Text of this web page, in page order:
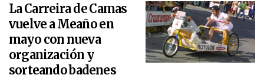
La Carreira de Camas
vuelve a Meaño en
mayo con nueva
organización y
sorteando badenes